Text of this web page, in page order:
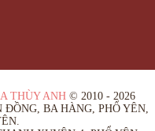
THÙY ANH © 2010 - 2026
BA HÀNG, PHỔ YÊN,